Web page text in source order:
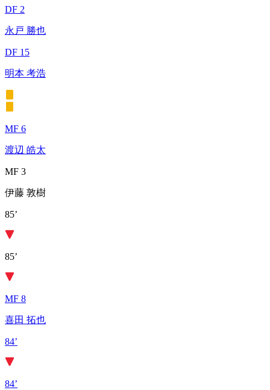
DF 2
永戸 勝也
DF 15
明本 考浩
MF 6
渡辺 皓太
MF 3
伊藤 敦樹
85’
85’
MF 8
喜田 拓也
84’
84’